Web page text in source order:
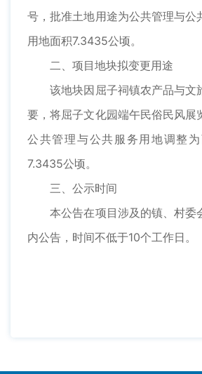
号，批准土地用途为公共管理与公
用地面积7.3435公顷。
二、项目地块拟变更用途
该地块因屈子祠镇农产品与文
要，将屈子文化园端午民俗民风展
公共管理与公共服务用地调整
7.3435公顷。
三、公示时间
本公告在项目涉及的镇、村委
内公告，时间不低于10个工作日。